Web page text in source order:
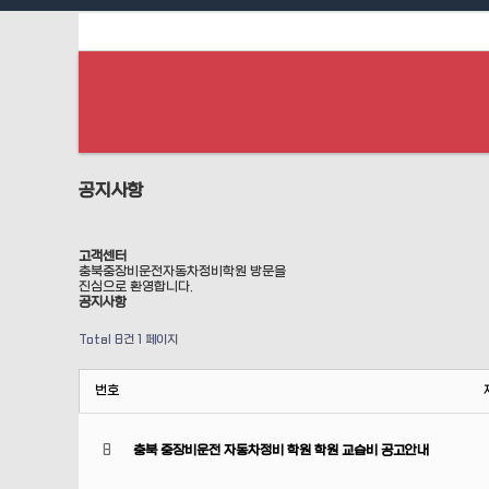
공지사항
고객센터
충북중장비운전자동차정비학원 방문을
진심으로 환영합니다.
공지사항
Total 8건 1 페이지
번호
8 충북 중장비운전 자동차정비 학원 학원 교습비 공고안내